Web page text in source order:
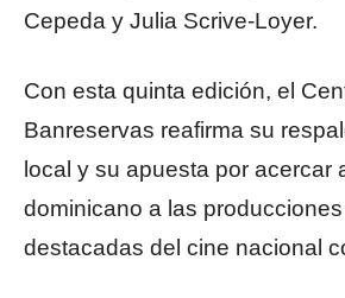
Cepeda y Julia Scrive-Loyer.
Con esta quinta edición, el
Banreservas reafirma su
local y su apuesta por acercar
dominicano a las
destacadas del cine nacional